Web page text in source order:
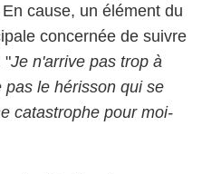
En cause, un élément du
concernée de suivre
"Je n'arrive pas trop à
le hérisson qui se
catastrophe pour moi-